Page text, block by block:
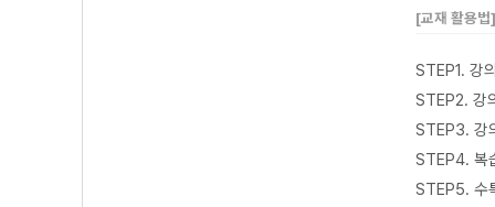
[교재 활용법
STEP1. 강
STEP2. 강
STEP3. 강
STEP4. 복
STEP5. 수